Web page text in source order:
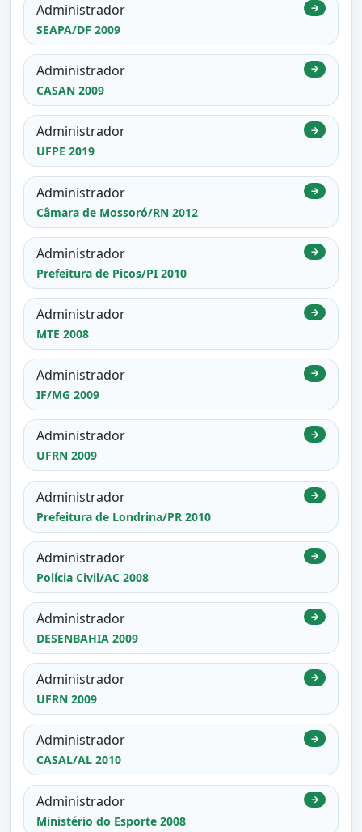
Administrador
SEAPA/DF 2009
→
Administrador
CASAN 2009
→
Administrador
UFPE 2019
→
Administrador
Câmara de Mossoró/RN 2012
→
Administrador
Prefeitura de Picos/PI 2010
→
Administrador
MTE 2008
→
Administrador
IF/MG 2009
→
Administrador
UFRN 2009
→
Administrador
Prefeitura de Londrina/PR 2010
→
Administrador
Polícia Civil/AC 2008
→
Administrador
DESENBAHIA 2009
→
Administrador
UFRN 2009
→
Administrador
CASAL/AL 2010
→
Administrador
Ministério do Esporte 2008
→